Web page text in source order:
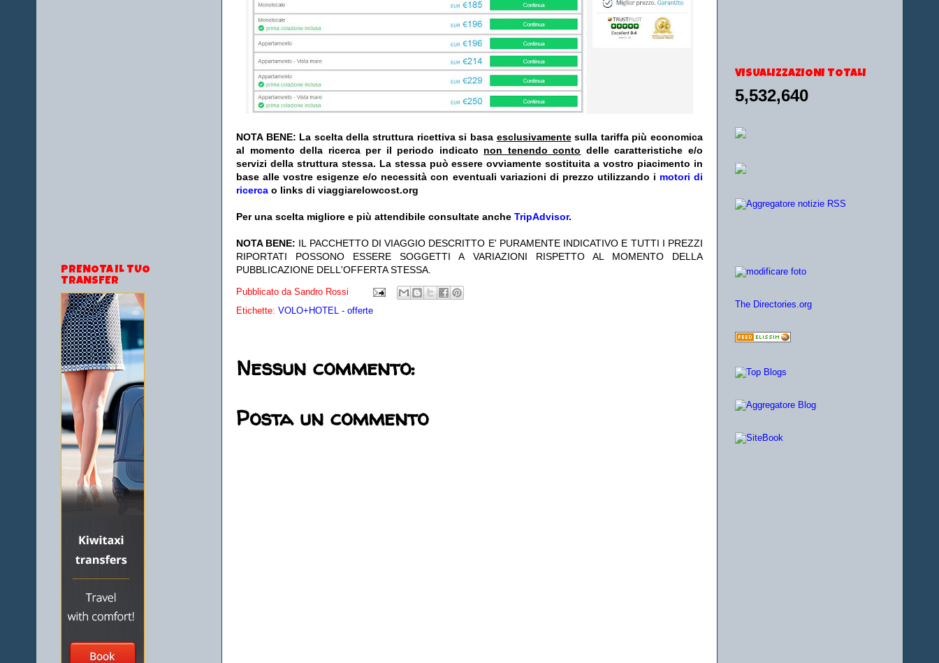
NOTA BENE: La scelta della struttura ricettiva si basa esclusivamentesulla tariffa più economica
al momento della ricerca per il periodo indicato non tenendo conto delle caratteristiche e/o
servizi della struttura stessa. La stessa può essere ovviamente sostituita a vostro piacimento in
base alle vostre esigenze e/o necessità con eventuali variazioni di prezzo utilizzando i motori di
ricerca o links di viaggiarelowcost.org
Per una scelta migliore e più attendibile consultate anche TripAdvisor.
NOTA BENE: IL PACCHETTO DI VIAGGIO DESCRITTO E' PURAMENTE INDICATIVO E TUTTI I PREZZI
RIPORTATI POSSONO ESSERE SOGGETTI A VARIAZIONI RISPETTO AL MOMENTO DELLA
PUBBLICAZIONE DELL'OFFERTA STESSA.
Pubblicato da Sandro Rossi
Etichette: VOLO+HOTEL - offerte
Nessun commento:
Posta un commento
PRENOTA IL TUO
TRANSFER
VISUALIZZAZIONI TOTALI
5,532,640
The Directories.org